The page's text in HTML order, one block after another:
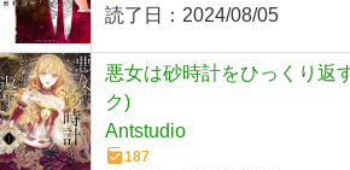
読了日： 2024/08/05
悪女は砂時計をひっくり返
ク)
Antstudio
187